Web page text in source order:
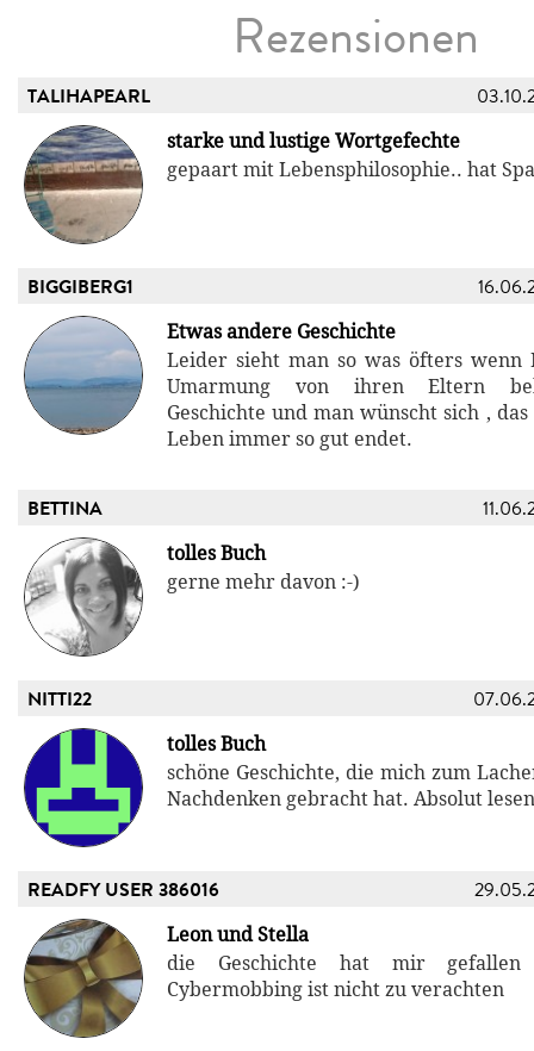
Rezensionen
TALIHAPEARL
starke und lustige Wortgefechte
gepaart mit Lebensphilosophie.. hat
BIGGIBERG1
Etwas andere Geschichte
Leider sieht man so was öfters wenn
Umarmung von ihren Eltern
Geschichte und man wünscht sich ,
Leben immer so gut endet.
BETTINA
tolles Buch
gerne mehr davon :-)
NITTI22
tolles Buch
schöne Geschichte, die mich zum
Nachdenken gebracht hat. Absolut
READFY USER 386016
Leon und Stella
die Geschichte hat mir
Cybermobbing ist nicht zu verachten